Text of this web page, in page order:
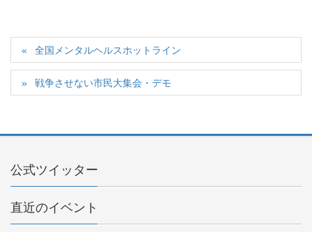
全国メンタルヘルスホットライン
戦争させない市民大集会・デモ
公式ツイッター
直近のイベント